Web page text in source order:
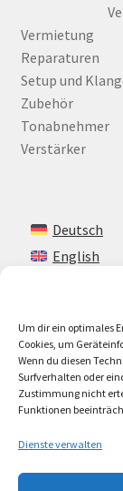
Um dir ein optimales
Cookies, um
Wenn du diesen
Surfverhalten oder
Zustimmung nicht
Funktionen
Dienste verwalten
Vermietung
Reparaturen
Setup und
Zubehör
Tonabnehmer
Verstärker
Deutsch
English
Kontakt
Impressum
Cookie-